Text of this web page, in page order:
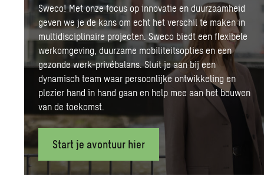
Sweco! Met onze focus op innovatie en duurzaamheid
geven we je de kans om echt het verschil te maken in
multidisciplinaire projecten.Sweco biedt een flexibele
werkomgeving, duurzame mobiliteitsopties en een
gezonde werk-privébalans. Sluit je aan bij een
dynamisch team waar persoonlijke ontwikkeling en
plezier hand in hand gaan en help mee aan het bouwen
van de toekomst.
Start je avontuur hier